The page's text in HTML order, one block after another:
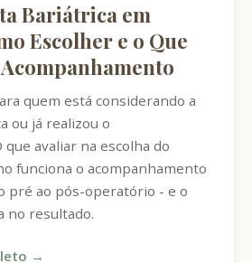
Bariátrica em
Escolher e o Que
quem está considerando a
ou já realizou o
avaliar na escolha do
funciona o acompanhamento
pré ao pós-operatório - e o
no resultado.
→